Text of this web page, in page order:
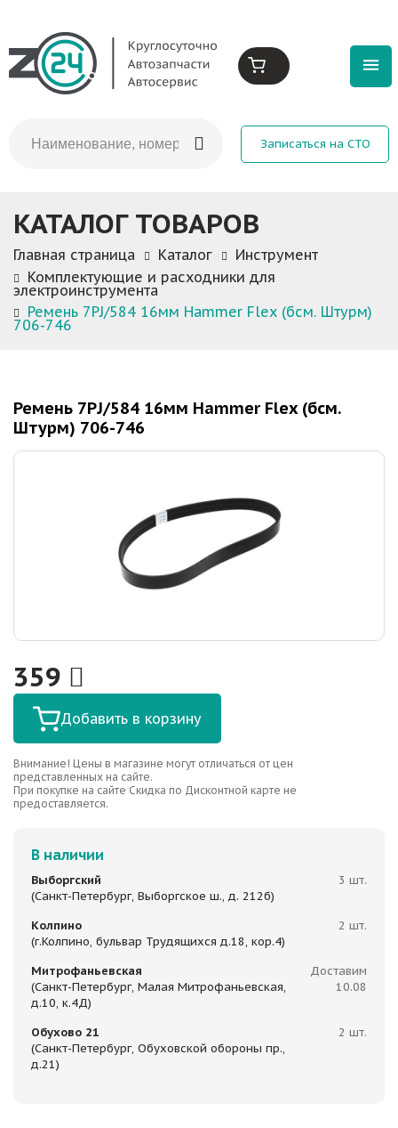
Записаться на СТО
КАТАЛОГ ТОВАРОВ
Главная страница Каталог
Инструмент
Комплектующие и расходники для
электроинструмента
Ремень 7PJ/584 16мм Hammer Flex (бсм. Штурм)
706-746
Ремень 7PJ/584 16мм Hammer Flex (бсм.
Штурм) 706-746
359
Добавить в корзину
Внимание! Цены в магазине могут отличаться от цен
представленных на сайте.
При покупке на сайте Скидка по Дисконтной карте не
предоставляется.
В наличии
Выборгский
(Санкт-Петербург, Выборгское ш., д. 212б)
3 шт.
Колпино
(г.Колпино, бульвар Трудящихся д.18, кор.4)
2 шт.
Митрофаньевская
(Санкт-Петербург, Малая Митрофаньевская,
д.10, к.4Д)
Доставим
10.08
Обухово 21
(Санкт-Петербург, Обуховской обороны пр.,
д.21)
2 шт.